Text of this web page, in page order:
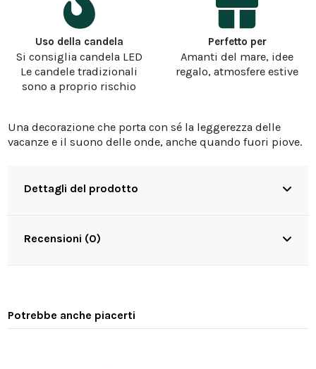
Uso della candela
Si consiglia candela LED
Le candele tradizionali
sono a proprio rischio
Perfetto per
Amanti del mare, idee
regalo, atmosfere estive
Una decorazione che porta con sé la leggerezza delle
vacanze e il suono delle onde, anche quando fuori piove.
Dettagli del prodotto
Recensioni (0)
Potrebbe anche piacerti